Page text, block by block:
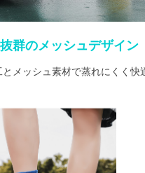
群のメッシュデザイン
メッシュ素材で蒸れにくく快